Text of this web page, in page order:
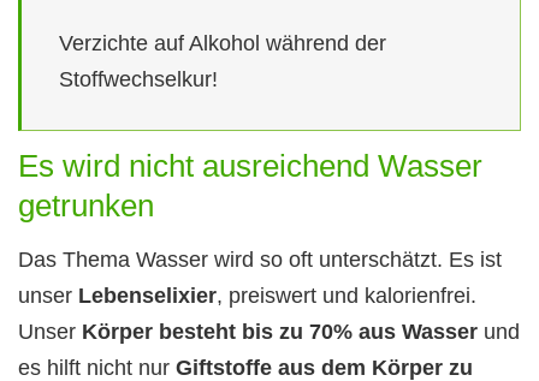
Verzichte auf Alkohol während der
Stoffwechselkur!
Es wird nicht ausreichend Wasser
getrunken
Das Thema Wasser wird so oft unterschätzt. Es ist
unser Lebenselixier, preiswert und kalorienfrei.
Unser Körper besteht bis zu 70% aus Wasserund
es hilft nicht nur Giftstoffe aus dem Körper zu